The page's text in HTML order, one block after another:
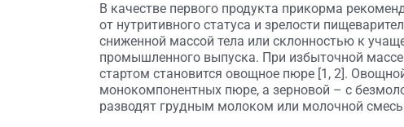
В качестве первого продукта прикорма
от нутритивного статуса и зрелости
сниженной массой тела или склонностью к
промышленного выпуска. При избыточной
стартом становится овощное пюре [1, 2].
монокомпонентных пюре, а зерновой – с
разводят грудным молоком или молочной